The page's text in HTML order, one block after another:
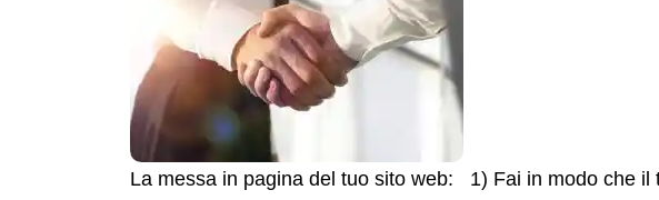
La messa in pagina del tuo sito web: 1) Fai in modo che